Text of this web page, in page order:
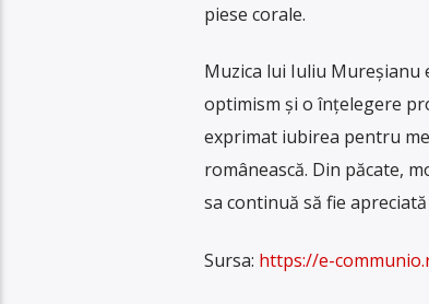
piese corale.
Muzica lui Iuliu Mureșianu
optimism și o înțelegere
exprimat iubirea pentru
românească. Din păcate,
sa continuă să fie
Sursa: https://e-